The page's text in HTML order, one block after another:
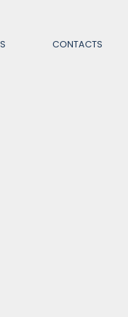
CONTACTS
Italiano